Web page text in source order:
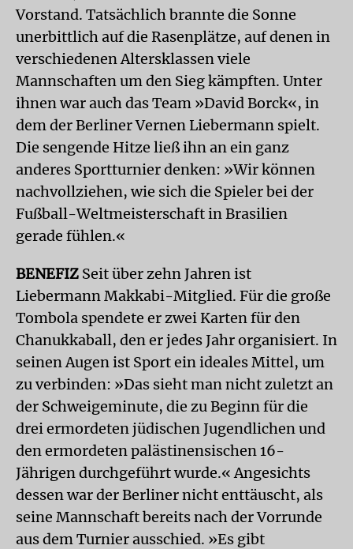
Vorstand. Tatsächlich brannte die Sonne
unerbittlich auf die Rasenplätze, auf denen in
verschiedenen Altersklassen viele
Mannschaften um den Sieg kämpften. Unter
ihnen war auch das Team »David Borck«, in
dem der Berliner Vernen Liebermann spielt.
Die sengende Hitze ließ ihn an ein ganz
anderes Sportturnier denken: »Wir können
nachvollziehen, wie sich die Spieler bei der
Fußball-Weltmeisterschaft in Brasilien
gerade fühlen.«
BENEFIZ Seit über zehn Jahren ist
Liebermann Makkabi-Mitglied. Für die große
Tombola spendete er zwei Karten für den
Chanukkaball, den er jedes Jahr organisiert. In
seinen Augen ist Sport ein ideales Mittel, um
zu verbinden: »Das sieht man nicht zuletzt an
der Schweigeminute, die zu Beginn für die
drei ermordeten jüdischen Jugendlichen und
den ermordeten palästinensischen 16-
Jährigen durchgeführt wurde.« Angesichts
dessen war der Berliner nicht enttäuscht, als
seine Mannschaft bereits nach der Vorrunde
aus dem Turnier ausschied. »Es gibt